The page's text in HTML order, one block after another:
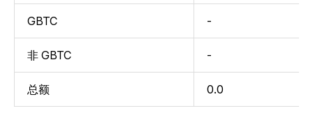
GBTC -
非 GBTC -
总额 0.0